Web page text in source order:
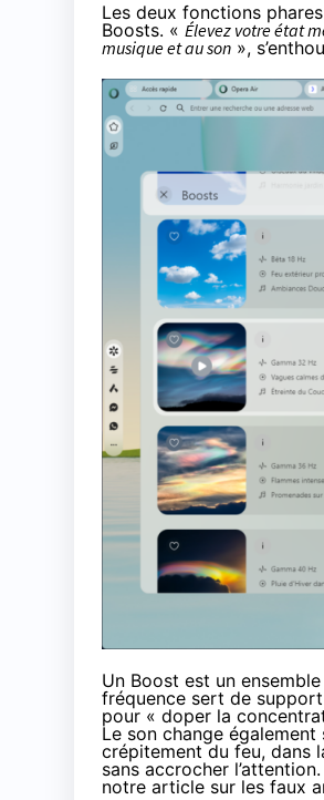
Les deux fonctions
Boosts. « Élevez votre état
musique et au son »,
Un Boost est un
fréquence sert de
pour « doper la
Le son change
crépitement du feu, dans
sans accrocher
notre article sur les faux